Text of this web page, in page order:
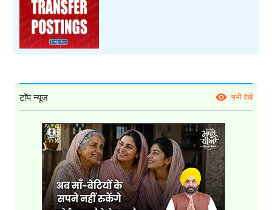
टॉप न्यूज़ सभी देखें